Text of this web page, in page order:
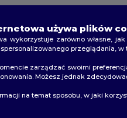
Wszelkie prawa zastrzeżone
używa plików
wykorzystuje zarówno własne,
spersonalizowanego przeglądania,
zarządzać swoimi
Możesz jednak
na temat sposobu, w jaki